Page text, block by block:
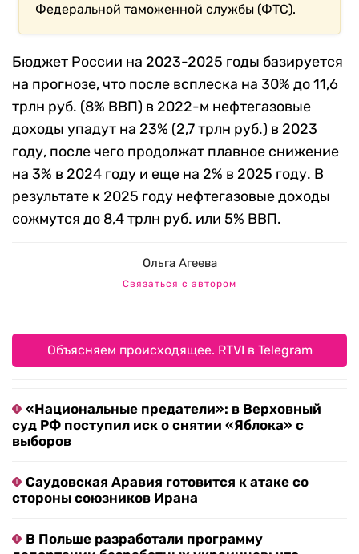
Федеральной таможенной службы (ФТС).
Бюджет России на 2023-2025 годы базируется
на прогнозе, что после всплеска на 30% до 11,6
трлн руб. (8% ВВП) в 2022-м нефтегазовые
доходы упадут на 23% (2,7 трлн руб.) в 2023
году, после чего продолжат плавное снижение
на 3% в 2024 году и еще на 2% в 2025 году. В
результате к 2025 году нефтегазовые доходы
сожмутся до 8,4 трлн руб. или 5% ВВП.
Ольга Агеева
Связаться с автором
Объясняем происходящее. RTVI в Telegram
«Национальные предатели»: в Верховный
суд РФ поступил иск о снятии «Яблока» с
выборов
Саудовская Аравия готовится к атаке со
стороны союзников Ирана
В Польше разработали программу